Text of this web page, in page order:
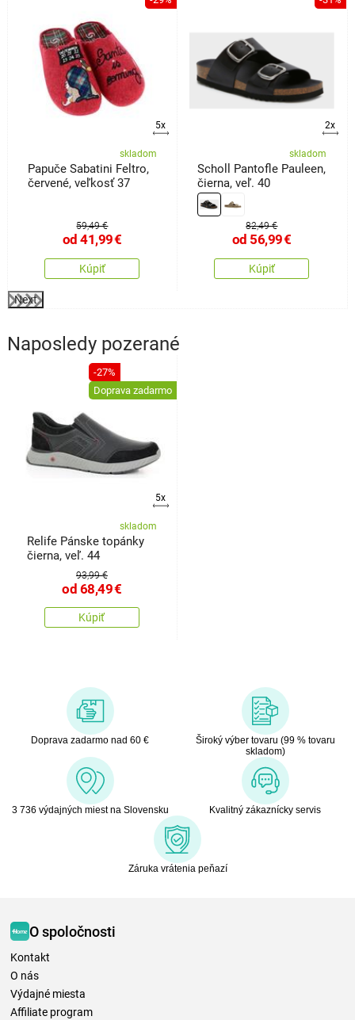
5x
skladom
Papuče Sabatini Feltro,
červené, veľkosť 37
59,49 €
od 41,99€
Kúpiť
2x
skladom
Scholl Pantofle Pauleen,
čierna, veľ. 40
82,49 €
od 56,99€
Kúpiť
Next
Naposledy pozerané
-27%
Doprava zadarmo
5x
skladom
Relife Pánske topánky
čierna, veľ. 44
93,99 €
od 68,49€
Kúpiť
Doprava zadarmo nad 60 €
Široký výber tovaru (99 % tovaru
skladom)
3 736 výdajných miest na Slovensku Kvalitný zákaznícky servis
Záruka vrátenia peňazí
O spoločnosti
Kontakt
O nás
Výdajné miesta
Affiliate program